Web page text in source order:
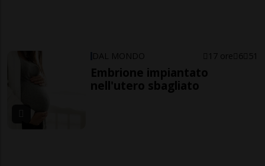
DAL MONDO 17 ore 6 51
Embrione impiantato
nell'utero sbagliato